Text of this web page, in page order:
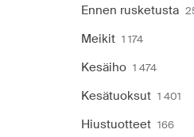
Ennen rusketusta
Meikit 1 174
Kesäiho 1 474
Kesätuoksut 1 401
Hiustuotteet 166